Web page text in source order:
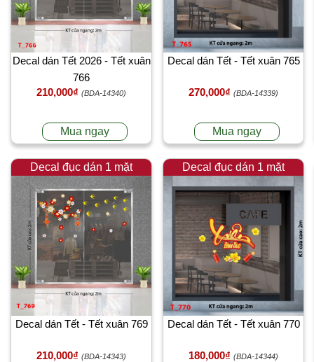
Decal dán Tết 2026 - Tết xuân
766
210,000₫ (BDA-14340)
Mua ngay
Decal dán Tết - Tết xuân 765
270,000₫ (BDA-14339)
Mua ngay
Decal đục dán 1 mặt
Decal dán Tết - Tết xuân 769
210,000₫ (BDA-14343)
Decal đục dán 1 mặt
Decal dán Tết - Tết xuân 770
180,000₫ (BDA-14344)